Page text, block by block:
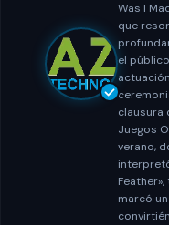
Was I
que
el
clausura
Juegos
verano,
marcó